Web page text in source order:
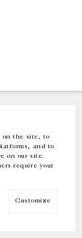
on the site, to
and to
on our site.
require your
Customize